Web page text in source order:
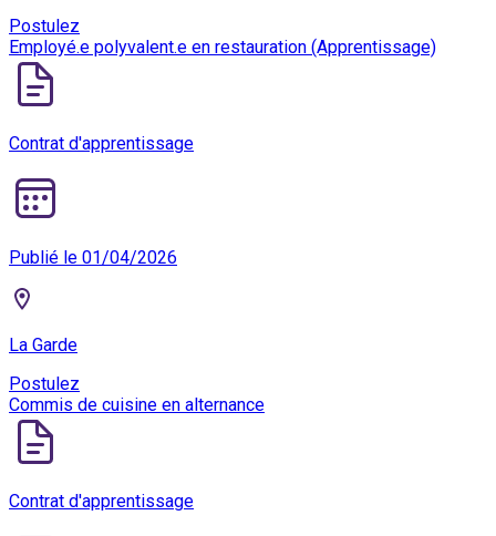
Postulez
Employé.e polyvalent.e en restauration (Apprentissage)
Contrat d'apprentissage
Publié le 01/04/2026
La Garde
Postulez
Commis de cuisine en alternance
Contrat d'apprentissage